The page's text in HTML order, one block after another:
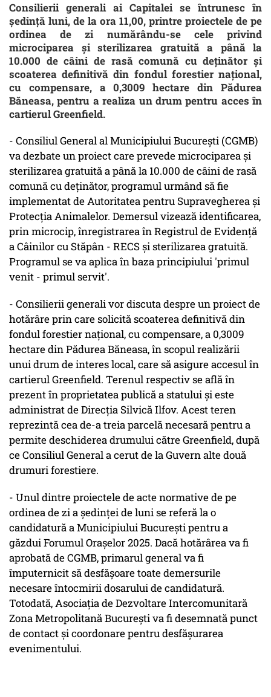
Consilierii generali ai Capitalei se întrunesc în
şedinţă luni, de la ora 11,00, printre proiectele de pe
ordinea de zi numărându-se cele privind
microciparea şi sterilizarea gratuită a până la
10.000 de câini de rasă comună cu deţinător şi
scoaterea definitivă din fondul forestier naţional,
cu compensare, a 0,3009 hectare din Pădurea
Băneasa, pentru a realiza un drum pentru acces în
cartierul Greenfield.
- Consiliul General al Municipiului Bucureşti (CGMB)
va dezbate un proiect care prevede microciparea şi
sterilizarea gratuită a până la 10.000 de câini de rasă
comună cu deţinător, programul urmând să fie
implementat de Autoritatea pentru Supravegherea şi
Protecţia Animalelor. Demersul vizează identificarea,
prin microcip, înregistrarea în Registrul de Evidenţă
a Câinilor cu Stăpân - RECS şi sterilizarea gratuită.
Programul se va aplica în baza principiului 'primul
venit - primul servit'.
- Consilierii generali vor discuta despre un proiect de
hotărâre prin care solicită scoaterea definitivă din
fondul forestier naţional, cu compensare, a 0,3009
hectare din Pădurea Băneasa, în scopul realizării
unui drum de interes local, care să asigure accesul în
cartierul Greenfield. Terenul respectiv se află în
prezent în proprietatea publică a statului şi este
administrat de Direcţia Silvică Ilfov. Acest teren
reprezintă cea de-a treia parcelă necesară pentru a
permite deschiderea drumului către Greenfield, după
ce Consiliul General a cerut de la Guvern alte două
drumuri forestiere.
- Unul dintre proiectele de acte normative de pe
ordinea de zi a şedinţei de luni se referă la o
candidatură a Municipiului Bucureşti pentru a
găzdui Forumul Oraşelor 2025. Dacă hotărârea va fi
aprobată de CGMB, primarul general va fi
împuternicit să desfăşoare toate demersurile
necesare întocmirii dosarului de candidatură.
Totodată, Asociaţia de Dezvoltare Intercomunitară
Zona Metropolitană Bucureşti va fi desemnată punct
de contact şi coordonare pentru desfăşurarea
evenimentului.